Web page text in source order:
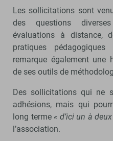
Les sollicitations sont
des questions
évaluations à distance,
pratiques pédagogiques
remarque également une
de ses outils de
Des sollicitations qui ne
adhésions, mais qui
long terme « d’ici un à
l’association.